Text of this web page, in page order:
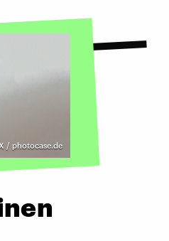
/ photocase.de